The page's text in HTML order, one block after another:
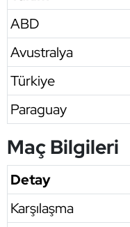
ABD
Avustralya
Türkiye
Paraguay
Maç Bilgileri
Detay
Karşılaşma